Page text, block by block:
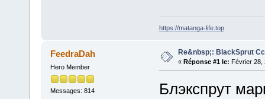
https://matanga-life.top
FeedraDah
Hero Member
Messages: 814
Re&nbsp;: BlackSprut
« Réponse #1 le: Février 28,
Блэкспрут